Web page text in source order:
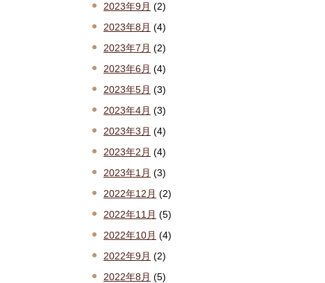
2023年9月 (2)
2023年8月 (4)
2023年7月 (2)
2023年6月 (4)
2023年5月 (3)
2023年4月 (3)
2023年3月 (4)
2023年2月 (4)
2023年1月 (3)
2022年12月 (2)
2022年11月 (5)
2022年10月 (4)
2022年9月 (2)
2022年8月 (5)